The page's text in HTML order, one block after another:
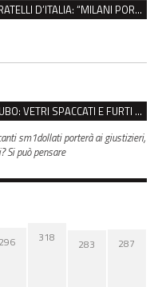
HELLWATT, SCONTRO SENZA FINE. FRATELLI D’ITALIA: “MILANI PORTA DOCUMENTI, DE FRANCO INSULTI”
REGGIO, PIAZZALE EUROPA È UN INCUBO: VETRI SPACCATI E FURTI SULLE AUTO IN SOSTA
sm1dollati porterà ai giustizieri,
Si può pensare
296 318 283 287